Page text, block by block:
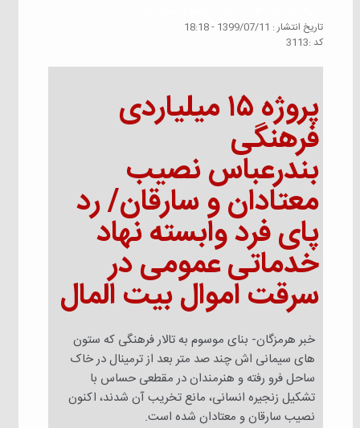
تاريخ انتشار : 1399/07/11 - 18:18
كد :3113
پروژه ۱۵ میلیاردی
فرهنگی
بندرعباس نصیب
معتادان و سارقان/ رد
پای فرد وابسته نهاد
خدماتی عمومی در
سرقت اموال بیت المال
خبر هرمزگان- بنای موسوم به تالار فرهنگی که ستون
های سیمانی اش چند صد متر بعد از ترمینال در خاک
ساحل فرو رفته و هنرمندان در مقطعی حساس با
تشکیل زنجیره انسانی، مانع تخریب آن شدند، اکنون
نصیب سارقان و‌ معتادان شده است.